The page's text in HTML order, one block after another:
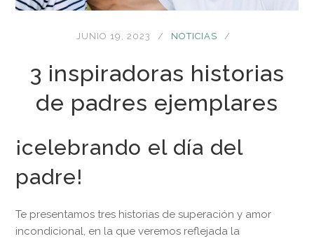
JUNIO 19, 2023 NOTICIAS
3 inspiradoras historias
de padres ejemplares
¡celebrando el día del
padre!
Te presentamos tres historias de superación y amor
incondicional, en la que veremos reflejada la